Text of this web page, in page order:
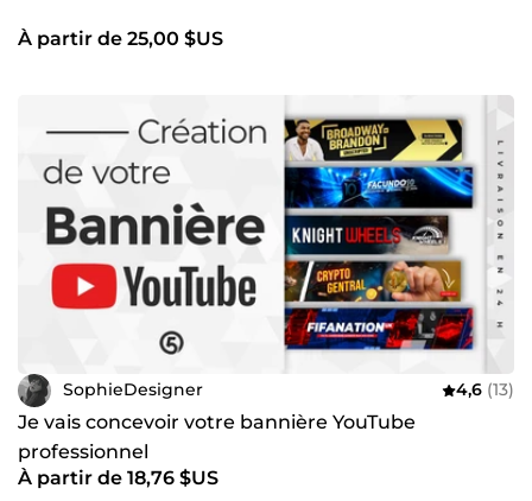
À partir de 25,00 $US
SophieDesigner 4,6 (13)
Je vais concevoir votre bannière YouTube
professionnel
À partir de 18,76 $US